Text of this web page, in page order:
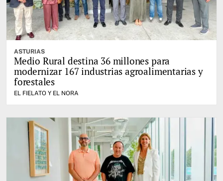
ASTURIAS
Medio Rural destina 36 millones para
modernizar 167 industrias agroalimentarias y
forestales
EL FIELATO Y EL NORA